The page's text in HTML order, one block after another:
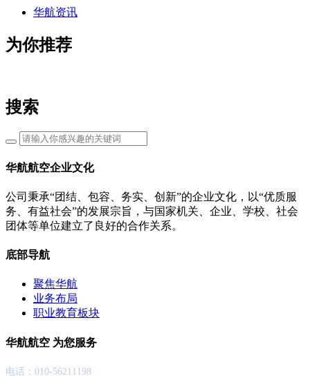
华航资讯
为你推荐
搜索
华航航空企业文化
公司秉承“团结、包容、务实、创新”的企业文化，以“优质服
务、有益社会”的发展宗旨，与国家机关、企业、学校、社会
团体等单位建立了良好的合作关系。
底部导航
聚焦华航
业务布局
职业教育板块
华航航空 为您服务
电话：010-56211198